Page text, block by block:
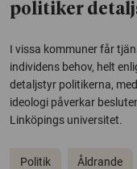
politiker
I vissa kommuner får
individens behov, helt
detaljstyr politikerna,
ideologi påverkar
Linköpings universitet.
Politik Åldrande